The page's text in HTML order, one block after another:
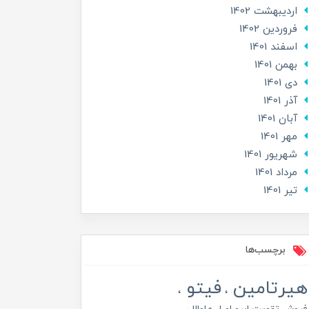
ارديبهشت 1402
فروردین 1402
اسفند 1401
بهمن 1401
دی 1401
آذر 1401
آبان 1401
مهر 1401
شهریور 1401
مرداد 1401
تير 1401
برچسب‌ها
هیرتامین فیتو